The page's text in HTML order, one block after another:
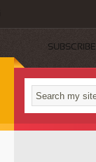
SUBSCRIBE